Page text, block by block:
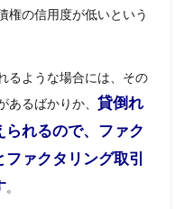
権の信用度が低いという
るような場合には、その
るばかりか、 貸倒れ
れるので、ファク
ァクタリング取引
。